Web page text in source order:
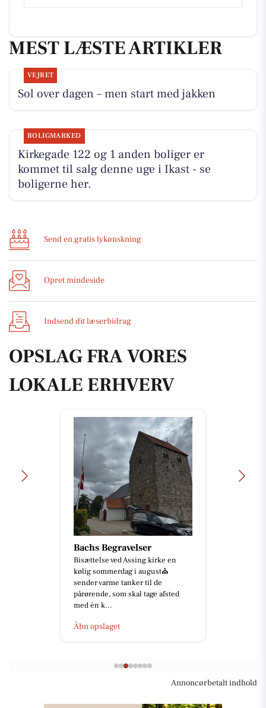
MEST LÆSTE ARTIKLER
VEJRET
Sol over dagen – men start med jakken
BOLIGMARKED
Kirkegade 122 og 1 anden boliger er
kommet til salg denne uge i Ikast - se
boligerne her.
Send en gratis lykønskning
Opret mindeside
Indsend dit læserbidrag
OPSLAG FRA VORES
LOKALE ERHVERV
Bachs Begravelser
Bisættelse ved Assing kirke en
kølig sommerdag i august⛪️
sender varme tanker til de
pårørende, som skal tage afsted
med én k...
Åbn opslaget
Annoncørbetalt indhold